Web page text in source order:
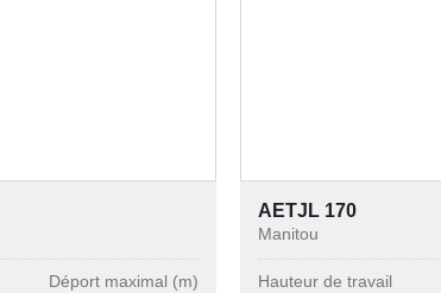
Déport maximal (m)
AETJL 170
Manitou
Hauteur de travail